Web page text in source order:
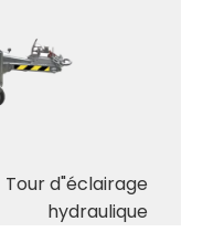
Tour d"éclairage
hydraulique